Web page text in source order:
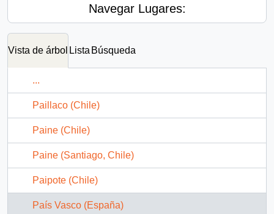
Navegar Lugares:
Vista de árbol Lista Búsqueda
...
Paillaco (Chile)
Paine (Chile)
Paine (Santiago, Chile)
Paipote (Chile)
País Vasco (España)